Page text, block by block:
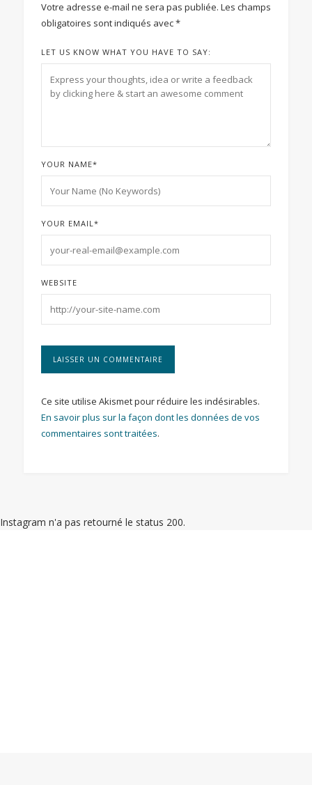
Votre adresse e-mail ne sera pas publiée. Les champs
obligatoires sont indiqués avec*
LET US KNOW WHAT YOU HAVE TO SAY:
YOUR NAME*
YOUR EMAIL*
WEBSITE
Ce site utilise Akismet pour réduire les indésirables.
En savoir plus sur la façon dont les données de vos
commentaires sont traitées.
Instagram n'a pas retourné le status 200.